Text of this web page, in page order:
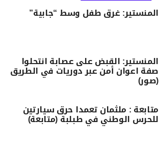
المنستير: غرق طفل وسط “جابية”
المنستير: القبض على عصابة انتحلوا
صفة اعوان أمن عبر دوريات في الطريق
(صور)
متابعة : ملثمان تعمدا حرق سيارتين
للحرس الوطني في طبلبة (متابعة)